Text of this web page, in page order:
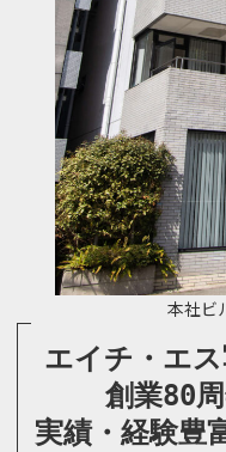
本社ビ
エイチ・エ
創業80
実績・経験豊